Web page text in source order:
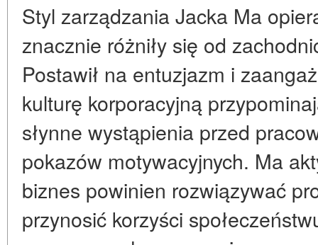
Styl zarządzania Jacka Ma
znacznie różniły się od
Postawił na entuzjazm i
kulturę korporacyjną
słynne wystąpienia przed
pokazów motywacyjnych. Ma
biznes powinien rozwiązywać
przynosić korzyści